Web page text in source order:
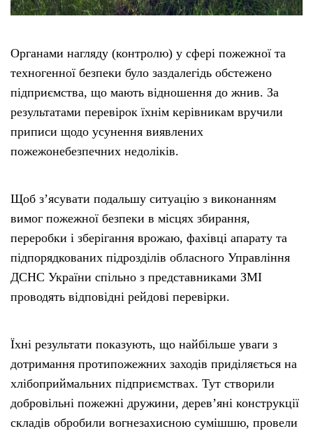
Органами нагляду (контролю) у сфері пожежної та
техногенної безпеки було заздалегідь обстежено
підприємства, що мають відношення до жнив. За
результатами перевірок їхнім керівникам вручили
приписи щодо усунення виявлених
пожежонебезпечних недоліків.
Щоб з’ясувати подальшу ситуацію з виконанням
вимог пожежної безпеки в місцях збирання,
переробки і зберігання врожаю, фахівці апарату та
підпорядкованих підрозділів обласного Управління
ДСНС України спільно з представниками ЗМІ
проводять відповідні рейдові перевірки.
Їхні результати показують, що найбільше уваги з
дотримання протипожежних заходів приділяється на
хлібоприймальних підприємствах. Тут створили
добровільні пожежні дружини, дерев’яні конструкції
складів обробили вогнезахисною сумішшю, провели